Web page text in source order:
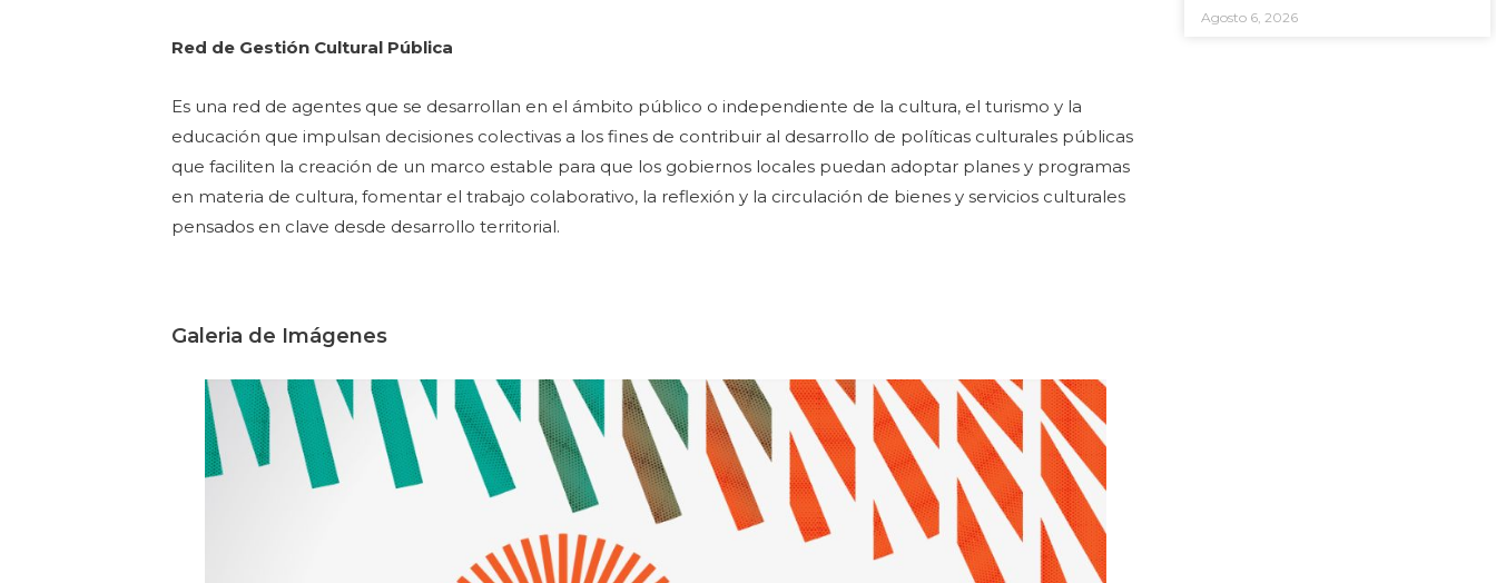
Red de Gestión Cultural Pública
Es una red de agentes que se desarrollan en el ámbito público o independiente de la cultura, el turismo y la
educación que impulsan decisiones colectivas a los fines de contribuir al desarrollo de políticas culturales públicas
que faciliten la creación de un marco estable para que los gobiernos locales puedan adoptar planes y programas
en materia de cultura, fomentar el trabajo colaborativo, la reflexión y la circulación de bienes y servicios culturales
pensados en clave desde desarrollo territorial.
Galeria de Imágenes
Agosto 6, 2026